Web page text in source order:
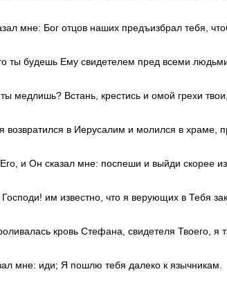
мне: Бог отцов наших предъизбрал тебя,
ты будешь Ему свидетелем пред всеми
медлишь? Встань, крестись и омой грехи
возвратился в Иерусалим и молился в храме,
и Он сказал мне: поспеши и выйди скорее
им известно, что я верующих в Тебя
кровь Стефана, свидетеля Твоего,
мне: иди; Я пошлю тебя далеко к язычникам.